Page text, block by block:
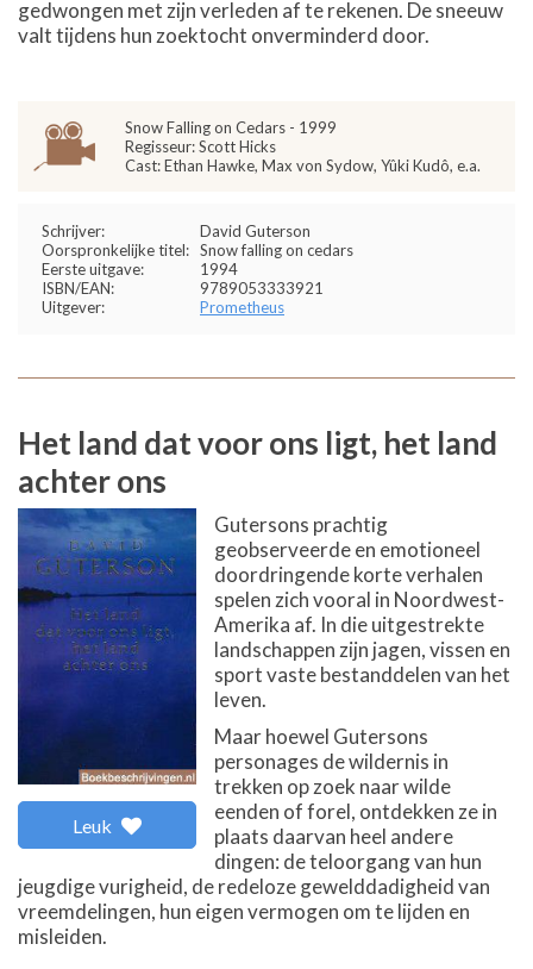
gedwongen met zijn verleden af te rekenen. De sneeuw
valt tijdens hun zoektocht onverminderd door.
Snow Falling on Cedars - 1999
Regisseur: Scott Hicks
Cast: Ethan Hawke, Max von Sydow, Yûki Kudô, e.a.
Schrijver:
David Guterson
Oorspronkelijke titel: Snow falling on cedars
Eerste uitgave:
1994
ISBN/EAN:
9789053333921
Uitgever:
Prometheus
Het land dat voor ons ligt, het land
achter ons
Leuk
Gutersons prachtig
geobserveerde en emotioneel
doordringende korte verhalen
spelen zich vooral in Noordwest-
Amerika af. In die uitgestrekte
landschappen zijn jagen, vissen en
sport vaste bestanddelen van het
leven.
Maar hoewel Gutersons
personages de wildernis in
trekken op zoek naar wilde
eenden of forel, ontdekken ze in
plaats daarvan heel andere
dingen: de teloorgang van hun
jeugdige vurigheid, de redeloze gewelddadigheid van
vreemdelingen, hun eigen vermogen om te lijden en
misleiden.